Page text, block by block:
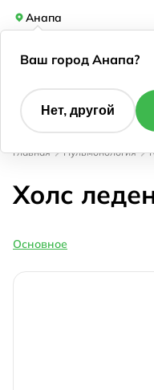
Анапа
Главная Пульмонология
Холс
Основное
Ваш город Анапа?
Нет, другой